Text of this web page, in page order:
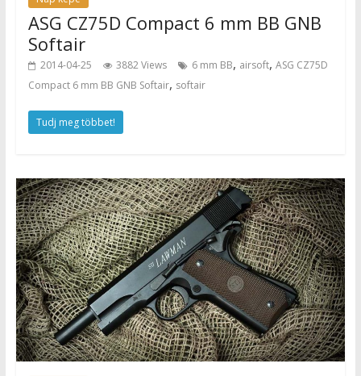
ASG CZ75D Compact 6 mm BB GNB
Softair
2014-04-25 3882 Views 6 mm BB, airsoft, ASG CZ75D
Compact 6 mm BB GNB Softair, softair
Tudj meg többet!